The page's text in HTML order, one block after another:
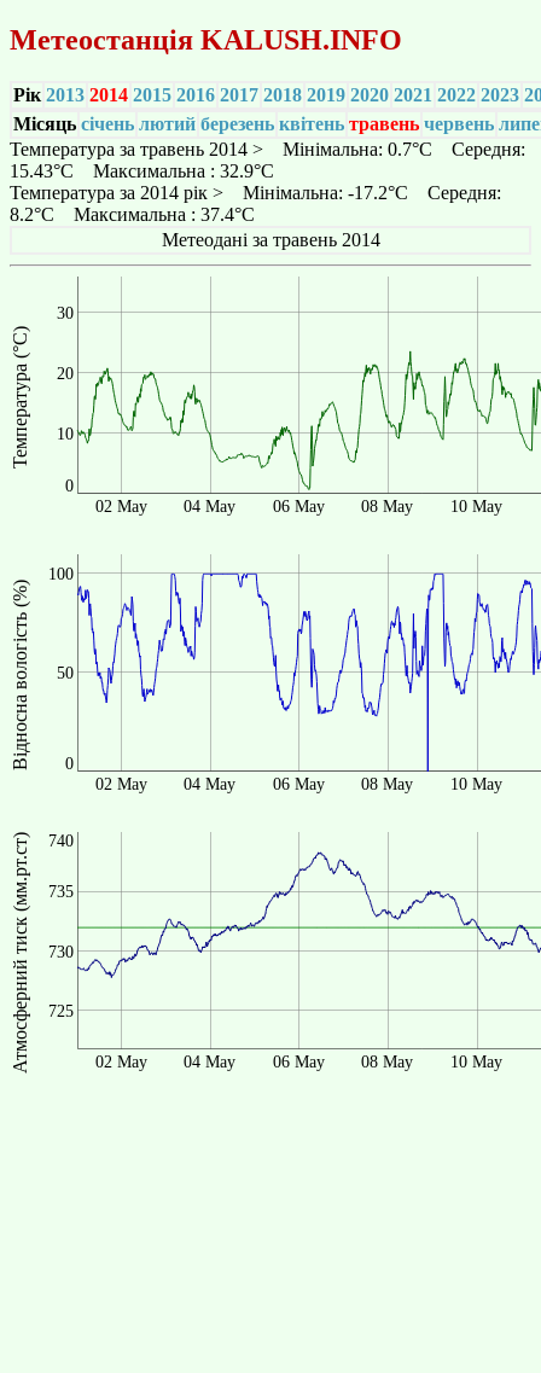
Метеостанція KALUSH.INFO
Рік 2013 2014 2015 2016 2017 2018 2019 2020 2021 2022 2023
Місяць січень лютий березень квітень травень червень
Температура за травень 2014 > Мінімальна: 0.7°C Середня:
15.43°C Максимальна : 32.9°C
Температура за 2014 рік > Мінімальна: -17.2°C Середня:
8.2°C Максимальна : 37.4°C
Метеодані за травень 2014
Температура (°C)
0
10
20
30
02 May 04 May 06 May 08 May 10 May
Відносна вологість (%) 0
50
100
02 May 04 May 06 May 08 May 10 May
Атмосферний тиск (мм.рт.ст) 725
730
735
740
02 May 04 May 06 May 08 May 10 May